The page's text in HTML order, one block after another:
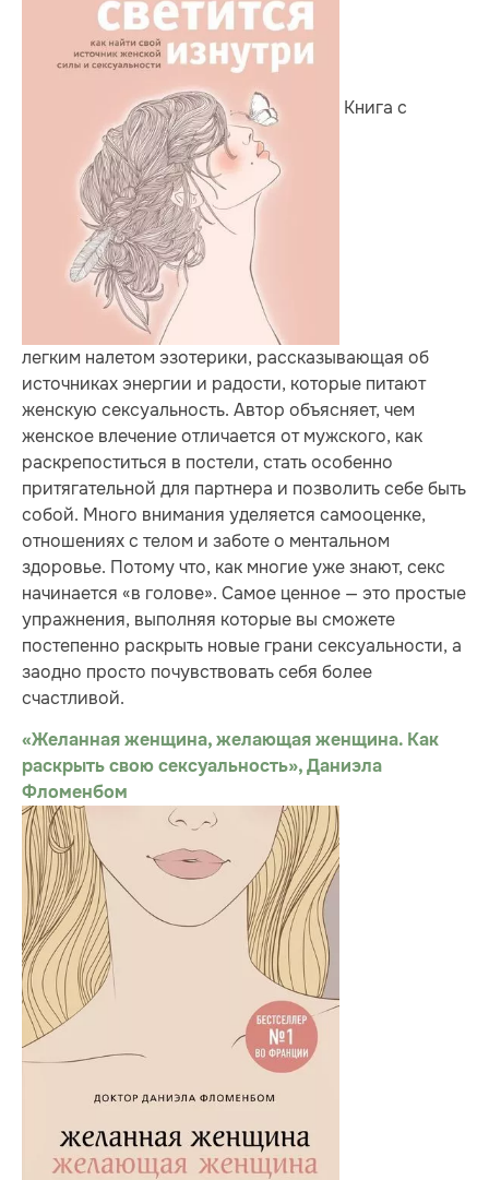
Книга с
легким налетом эзотерики, рассказывающая об
источниках энергии и радости, которые питают
женскую сексуальность. Автор объясняет, чем
женское влечение отличается от мужского, как
раскрепоститься в постели, стать особенно
притягательной для партнера и позволить себе быть
собой. Много внимания уделяется самооценке,
отношениях с телом и заботе о ментальном
здоровье. Потому что, как многие уже знают, секс
начинается «в голове». Самое ценное — это простые
упражнения, выполняя которые вы сможете
постепенно раскрыть новые грани сексуальности, а
заодно просто почувствовать себя более
счастливой.
«Желанная женщина, желающая женщина. Как
раскрыть свою сексуальность», Даниэла
Фломенбом